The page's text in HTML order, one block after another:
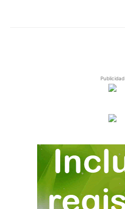
Publicidad